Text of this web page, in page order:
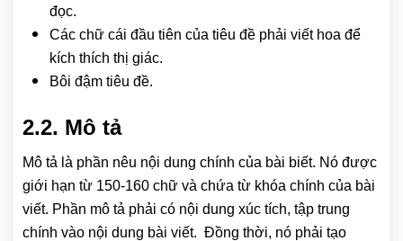
đọc.
Các chữ cái đầu tiên của tiêu đề phải viết hoa để
kích thích thị giác.
Bôi đậm tiêu đề.
2.2. Mô tả
Mô tả là phần nêu nội dung chính của bài biết. Nó được
giới hạn từ 150-160 chữ và chứa từ khóa chính của bài
viết. Phần mô tả phải có nội dung xúc tích, tập trung
chính vào nội dung bài viết. Đồng thời, nó phải tạo